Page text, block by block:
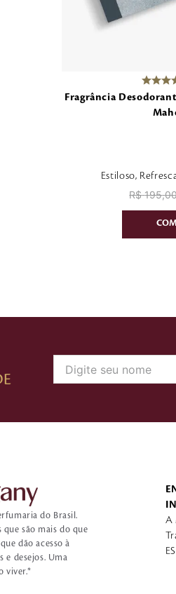
Fragrância
Estiloso,
R$ 195,
do Brasil.
que são mais do que
dão acesso à
e desejos. Uma
viver.*
A